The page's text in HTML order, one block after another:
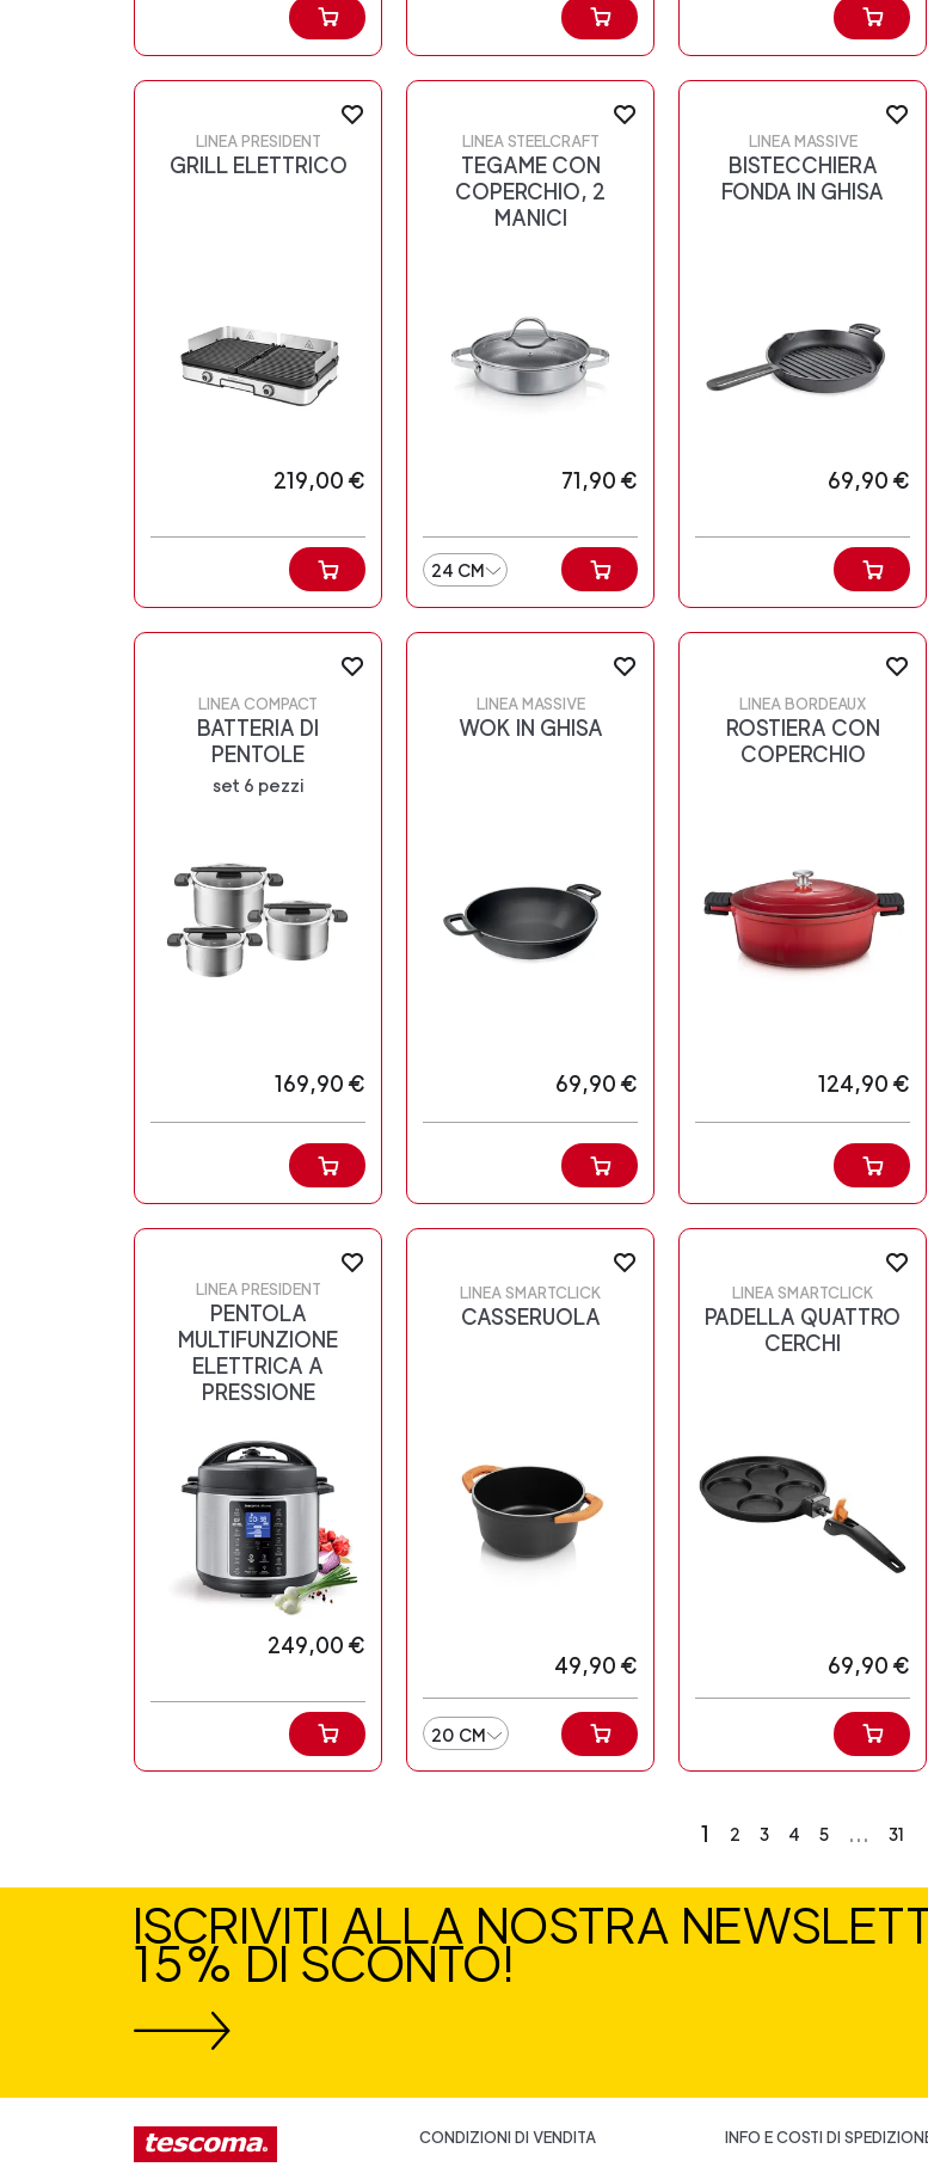
LINEA PRESIDENT
GRILL ELETTRICO
219,00 €
LINEA STEELCRAFT
TEGAME CON
COPERCHIO, 2
MANICI
71,90 €
24 CM
LINEA MASSIVE
BISTECCHIERA
FONDA IN GHISA
69,90 €
LINEA COMPACT
BATTERIA DI
PENTOLE
set 6 pezzi
169,90 €
LINEA MASSIVE
WOK IN GHISA
69,90 €
LINEA BORDEAUX
ROSTIERA CON
COPERCHIO
124,90 €
LINEA PRESIDENT
PENTOLA
MULTIFUNZIONE
ELETTRICA A
PRESSIONE
249,00 €
LINEA SMARTCLICK
CASSERUOLA
49,90 €
20 CM
LINEA SMARTCLICK
PADELLA QUATTRO
CERCHI
69,90 €
1 2 3 4 5 ... 31
ISCRIVITI ALLA NOSTRA
15% DI SCONTO!
CONDIZIONI DI VENDITA INFO E COSTI DI